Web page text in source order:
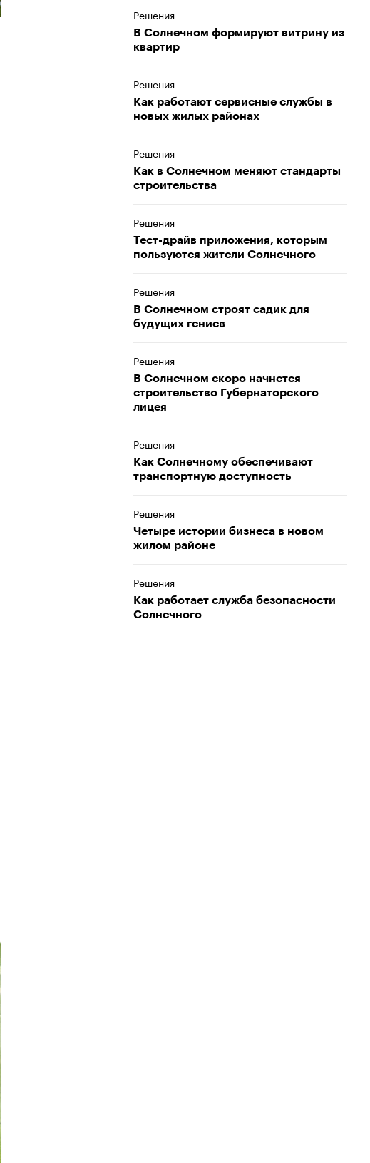
Решения
В Солнечном формируют витрину из
квартир
Решения
Как работают сервисные службы в
новых жилых районах
Решения
Как в Солнечном меняют стандарты
строительства
Решения
Тест-драйв приложения, которым
пользуются жители Солнечного
Решения
В Солнечном строят садик для
будущих гениев
Решения
В Солнечном скоро начнется
строительство Губернаторского
лицея
Решения
Как Солнечному обеспечивают
транспортную доступность
Решения
Четыре истории бизнеса в новом
жилом районе
Решения
Как работает служба безопасности
Солнечного